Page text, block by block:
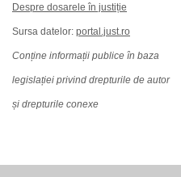
Despre dosarele în justiție
Sursa datelor: portal.just.ro
Conține informații publice în baza
legislației privind drepturile de autor
și drepturile conexe